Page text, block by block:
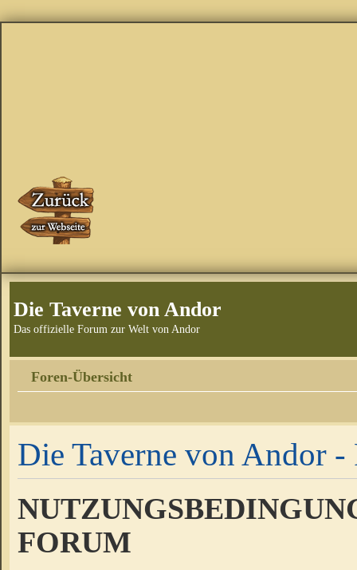
Die Taverne von Andor
Das offizielle Forum zur Welt von Andor
Foren-Übersicht
Die Taverne von Andor -
FORUM